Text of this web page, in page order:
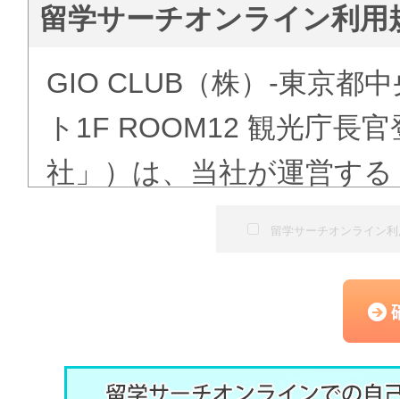
留学サーチオンライン利用
GIO CLUB（株）-東京都
ト1F ROOM12 観光庁長
社」）は、当社が運営す
ある「語学学校検索」（
（以下、「本サービス」
記のとおり、留学サーチ
留学サーチオンライン